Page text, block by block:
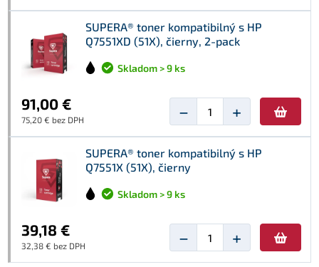
SUPERA® toner kompatibilný s HP
Q7551XD (51X), čierny, 2-pack
Skladom > 9 ks
91,00 €
75,20 € bez DPH − +
SUPERA® toner kompatibilný s HP
Q7551X (51X), čierny
Skladom > 9 ks
39,18 €
32,38 € bez DPH − +